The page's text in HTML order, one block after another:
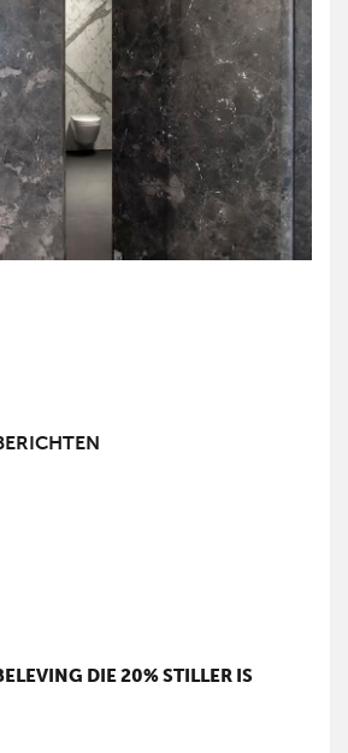
DIE 20% STILLER IS